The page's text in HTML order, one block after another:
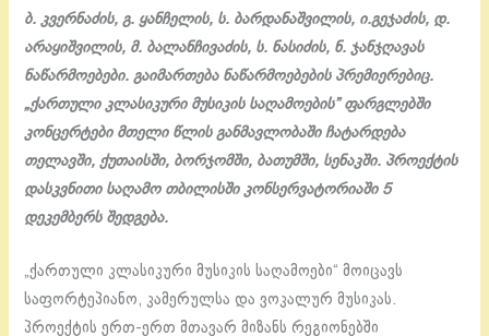
ბ. კვერნაძის, გ. ყანჩელის, ს. ბარდანაშვილის, ი.გეჯაძის, დ.
არაყიშვილის, მ. ბალანჩივაძის, ს. ნასიძის, ნ. ჯანჯღავას
ნაწარმოებები. გაიმართება ნაწარმოებების პრემიერებიც.
„ქართული კლასიკური მუსიკის საღამოების” ფარგლებში
კონცერტები მთელი წლის განმავლობაში ჩატარდება
თელავში, ქუთაისში, ბორჯომში, ბათუმში, სენაკში. პროექტის
დასკვნითი საღამო თბილისში კონსერვატორიაში 5
დეკემბერს შედგება.
„ქართული კლასიკური მუსიკის საღამოები“ მოიცავს
საფორტეპიანო, კამერულსა და ვოკალურ მუსიკას.
პროექტის ერთ-ერთ მთავარ მიზანს რეგიონებში